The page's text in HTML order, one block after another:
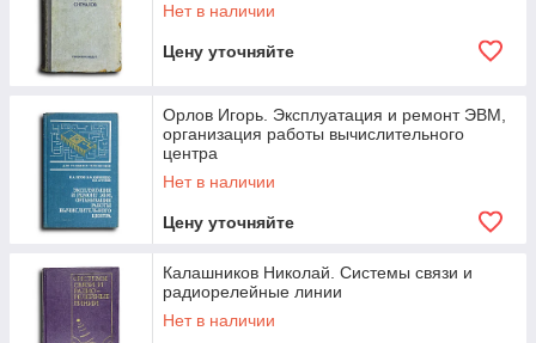
Нет в наличии
Цену уточняйте
Орлов Игорь. Эксплуатация и ремонт ЭВМ,
организация работы вычислительного
центра
Нет в наличии
Цену уточняйте
Калашников Николай. Системы связи и
радиорелейные линии
Нет в наличии